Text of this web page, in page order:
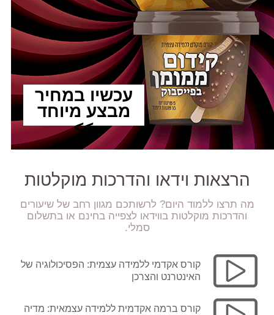
עכשיו במחיר
מבצע מיוחד
>>
הרצאות וידאו והדרכות מוקלטות
מה תרצו ללמוד היום? לרשותכם מגוון רחב של שיעורים
והדרכות מוקלטות בווידאו לצפייה בחינם או בתשלום
סמלי.
קורס אקדמי ללמידה עצמית: הפסיכולוגיה של
האינטרנט והצרכן
קורס ברמה אקדמית ללמידה עצמאית: מדיה